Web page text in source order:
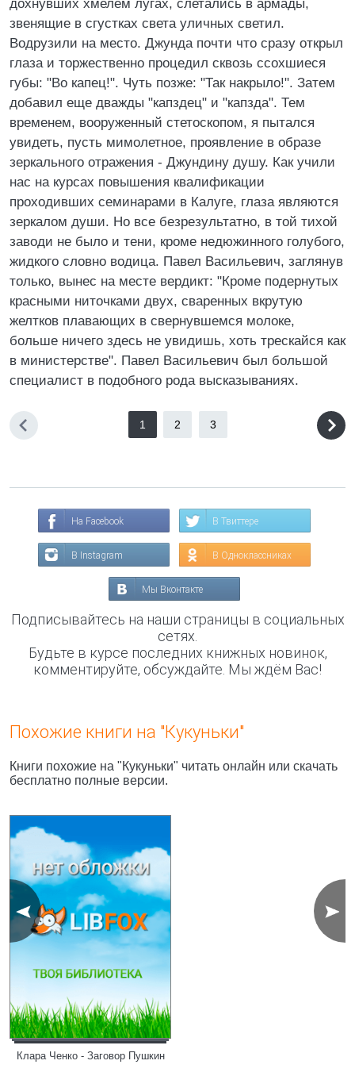
дохнувших хмелем лугах, слетались в армады,
звенящие в сгустках света уличных светил.
Водрузили на место. Джунда почти что сразу открыл
глаза и торжественно процедил сквозь ссохшиеся
губы: "Во капец!". Чуть позже: "Так накрыло!". Затем
добавил еще дважды "капздец" и "капзда". Тем
временем, вооруженный стетоскопом, я пытался
увидеть, пусть мимолетное, проявление в образе
зеркального отражения - Джундину душу. Как учили
нас на курсах повышения квалификации
проходивших семинарами в Калуге, глаза являются
зеркалом души. Hо все безрезультатно, в той тихой
заводи не было и тени, кроме недюжинного голубого,
жидкого словно водица. Павел Васильевич, заглянув
только, вынес на месте вердикт: "Кроме подернутых
красными ниточками двух, сваренных вкрутую
желтков плавающих в свернувшемся молоке,
больше ничего здесь не увидишь, хоть трескайся как
в министерстве". Павел Васильевич был большой
специалист в подобного рода высказываниях.
1 2 3
На Facebook В Твиттере
В Instagram В Одноклассниках
Мы Вконтакте
Подписывайтесь на наши страницы в социальных
сетях.
Будьте в курсе последних книжных новинок,
комментируйте, обсуждайте. Мы ждём Вас!
Похожие книги на "Кукуньки"
Книги похожие на "Кукуньки" читать онлайн или скачать
бесплатно полные версии.
Клара Ченко - Заговор Пушкин